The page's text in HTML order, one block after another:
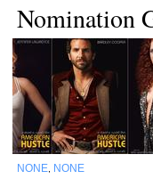
Nomination
NONE NONE